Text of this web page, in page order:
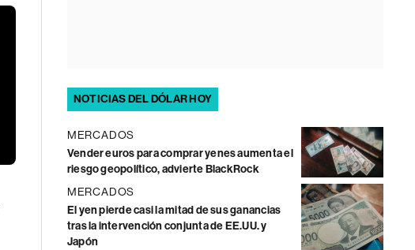
NOTICIAS DEL DÓLAR HOY
MERCADOS
Vender euros para comprar yenes aumenta el
riesgo geopolítico, advierte BlackRock
MERCADOS
El yen pierde casi la mitad de sus ganancias
tras la intervención conjunta de EE.UU. y
Japón